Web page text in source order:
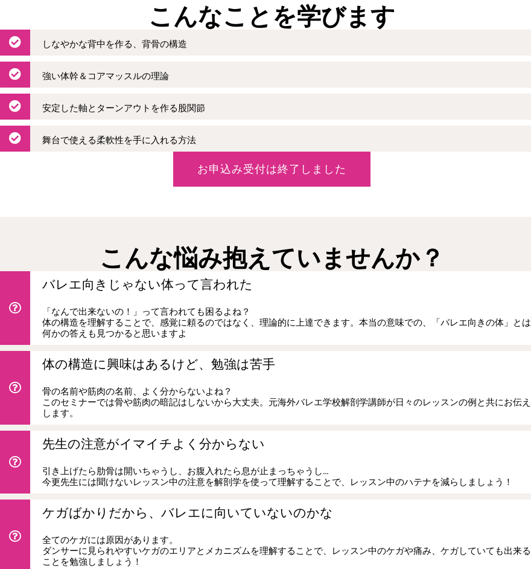
こんなことを学びます
しなやかな背中を作る、背骨の構造
強い体幹＆コアマッスルの理論
安定した軸とターンアウトを作る股関節
舞台で使える柔軟性を手に入れる方法
お申込み受付は終了しました
こんな悩み抱えていませんか？
バレエ向きじゃない体って言われた
「なんで出来ないの！」って言われても困るよね？
体の構造を理解することで、感覚に頼るのではなく、理論的に上達できます。本当の意味での、「バレエ向きの体」とは
何かの答えも見つかると思いますよ
体の構造に興味はあるけど、勉強は苦手
骨の名前や筋肉の名前、よく分からないよね？
このセミナーでは骨や筋肉の暗記はしないから大丈夫。元海外バレエ学校解剖学講師が日々のレッスンの例と共にお伝え
します。
先生の注意がイマイチよく分からない
引き上げたら肋骨は開いちゃうし、お腹入れたら息が止まっちゃうし…
今更先生には聞けないレッスン中の注意を解剖学を使って理解することで、レッスン中のハテナを減らしましょう！
ケガばかりだから、バレエに向いていないのかな
全てのケガには原因があります。
ダンサーに見られやすいケガのエリアとメカニズムを理解することで、レッスン中のケガや痛み、ケガしていても出来る
ことを勉強しましょう！